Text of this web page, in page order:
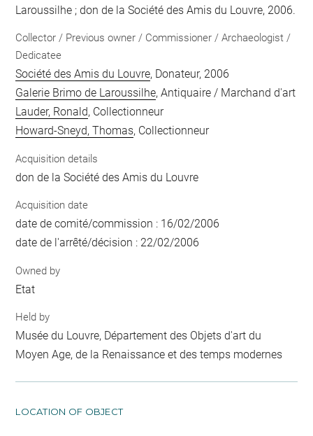
Laroussilhe ; don de la Société des Amis du Louvre, 2006.
Collector / Previous owner / Commissioner / Archaeologist /
Dedicatee
Société des Amis du Louvre, Donateur, 2006
Galerie Brimo de Laroussilhe, Antiquaire / Marchand d'art
Lauder, Ronald, Collectionneur
Howard-Sneyd, Thomas, Collectionneur
Acquisition details
don de la Société des Amis du Louvre
Acquisition date
date de comité/commission : 16/02/2006
date de l'arrêté/décision : 22/02/2006
Owned by
Etat
Held by
Musée du Louvre, Département des Objets d'art du
Moyen Age, de la Renaissance et des temps modernes
LOCATION OF OBJECT